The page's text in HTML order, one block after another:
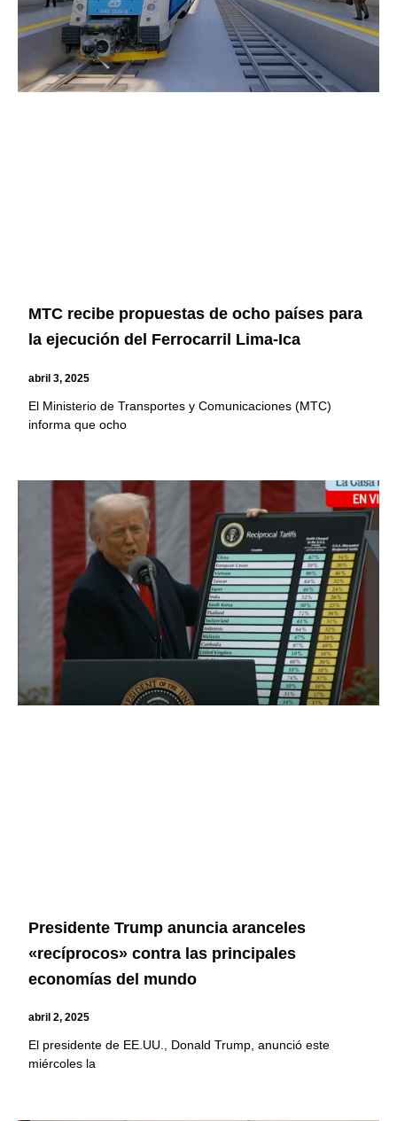
MTC recibe propuestas de ocho países para
la ejecución del Ferrocarril Lima-Ica
abril 3, 2025
El Ministerio de Transportes y Comunicaciones (MTC)
informa que ocho
Presidente Trump anuncia aranceles
«recíprocos» contra las principales
economías del mundo
abril 2, 2025
El presidente de EE.UU., Donald Trump, anunció este
miércoles la